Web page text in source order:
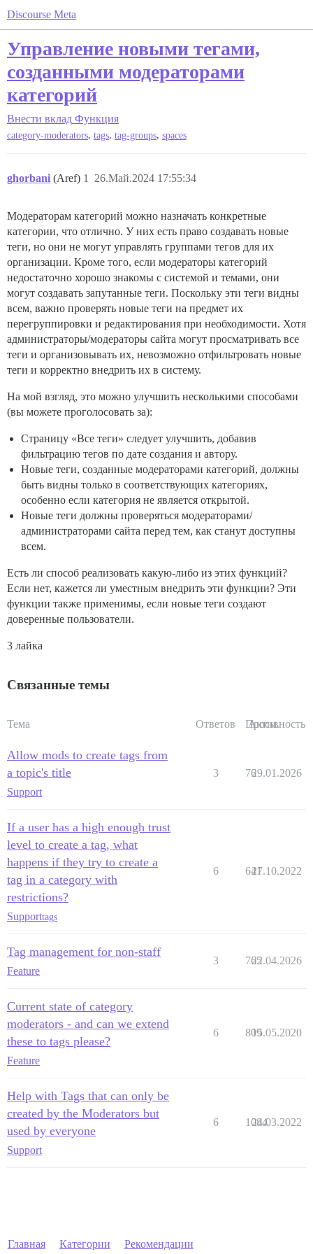
Discourse Meta
Управление новыми тегами,
созданными модераторами
категорий
Внести вклад Функция
category-moderators, tags, tag-groups, spaces
ghorbani (Aref) 26.Май.2024 17:55:34
1
Модераторам категорий можно назначать конкретные
категории, что отлично. У них есть право создавать новые
теги, но они не могут управлять группами тегов для их
организации. Кроме того, если модераторы категорий
недостаточно хорошо знакомы с системой и темами, они
могут создавать запутанные теги. Поскольку эти теги видны
всем, важно проверять новые теги на предмет их
перегруппировки и редактирования при необходимости. Хотя
администраторы/модераторы сайта могут просматривать все
теги и организовывать их, невозможно отфильтровать новые
теги и корректно внедрить их в систему.
На мой взгляд, это можно улучшить несколькими способами
(вы можете проголосовать за):
Страницу «Все теги» следует улучшить, добавив
фильтрацию тегов по дате создания и автору.
Новые теги, созданные модераторами категорий, должны
быть видны только в соответствующих категориях,
особенно если категория не является открытой.
Новые теги должны проверяться модераторами/
администраторами сайта перед тем, как станут доступны
всем.
Есть ли способ реализовать какую-либо из этих функций?
Если нет, кажется ли уместным внедрить эти функции? Эти
функции также применимы, если новые теги создают
доверенные пользователи.
3 лайка
Связанные темы
Тема Ответов Просм.
Активность
Allow mods to create tags from
a topic's title
Support
3 7629.01.2026
If a user has a high enough trust
level to create a tag, what
happens if they try to create a
tag in a category with
restrictions?
Supporttags
6 641
27.10.2022
Tag management for non-staff
Feature
3 765
22.04.2026
Current state of category
moderators - and can we extend
these to tags please?
Feature
6 809
15.05.2020
Help with Tags that can only be
created by the Moderators but
used by everyone
Support
6 1084
24.03.2022
Главная Категории Рекомендации